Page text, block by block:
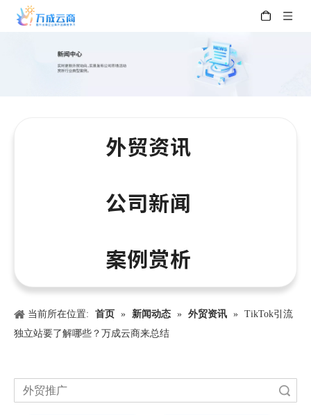
外贸资讯
公司新闻
案例赏析
当前所在位置: 首页 » 新闻动态 » 外贸资讯 » TikTok引流
独立站要了解哪些？万成云商来总结